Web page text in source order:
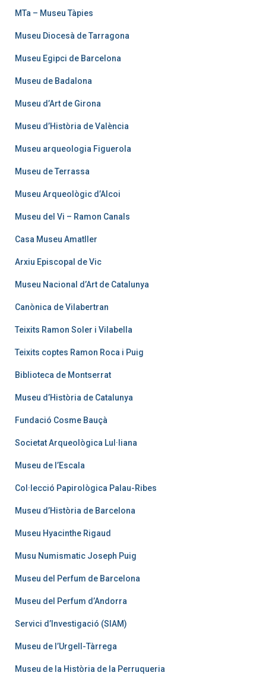
MTa – Museu Tàpies
Museu Diocesà de Tarragona
Museu Egipci de Barcelona
Museu de Badalona
Museu d’Art de Girona
Museu d’Història de València
Museu arqueologia Figuerola
Museu de Terrassa
Museu Arqueològic d’Alcoi
Museu del Vi – Ramon Canals
Casa Museu Amatller
Arxiu Episcopal de Vic
Museu Nacional d’Art de Catalunya
Canònica de Vilabertran
Teixits Ramon Soler i Vilabella
Teixits coptes Ramon Roca i Puig
Biblioteca de Montserrat
Museu d’Història de Catalunya
Fundació Cosme Bauçà
Societat Arqueològica Lul·liana
Museu de l’Escala
Col·lecció Papirològica Palau-Ribes
Museu d’Història de Barcelona
Museu Hyacinthe Rigaud
Musu Numismatic Joseph Puig
Museu del Perfum de Barcelona
Museu del Perfum d’Andorra
Servici d’Investigació (SIAM)
Museu de l’Urgell-Tàrrega
Museu de la Història de la Perruqueria